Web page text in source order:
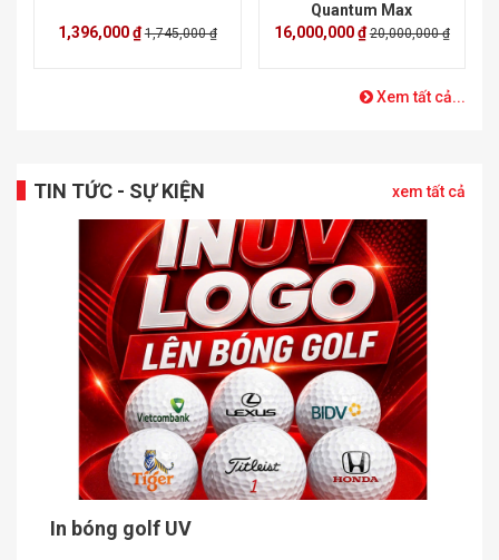
1,396,000 ₫1,745,000 ₫
Quantum Max
16,000,000 ₫20,000,000 ₫
Xem tất cả...
TIN TỨC - SỰ KIỆN xem tất cả
In bóng golf UV